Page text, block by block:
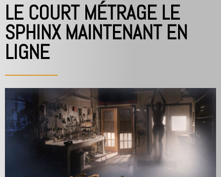
LE COURT MÉTRAGE LE
SPHINX MAINTENANT EN
LIGNE